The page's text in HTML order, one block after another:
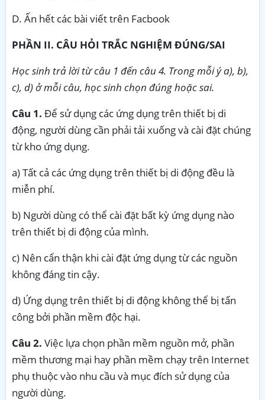
D. Ấn hết các bài viết trên Facbook
PHẦN II. CÂU HỎI TRẮC NGHIỆM ĐÚNG/SAI
Học sinh trả lời từ câu 1 đến câu 4. Trong mỗi ý a), b),
c), d) ở mỗi câu, học sinh chọn đúng hoặc sai.
Câu 1. Để sử dụng các ứng dụng trên thiết bị di
động, người dùng cần phải tải xuống và cài đặt chúng
từ kho ứng dụng.
a) Tất cả các ứng dụng trên thiết bị di động đều là
miễn phí.
b) Người dùng có thể cài đặt bất kỳ ứng dụng nào
trên thiết bị di động của mình.
c) Nên cẩn thận khi cài đặt ứng dụng từ các nguồn
không đáng tin cậy.
d) Ứng dụng trên thiết bị di động không thể bị tấn
công bởi phần mềm độc hại.
Câu 2. Việc lựa chọn phần mềm nguồn mở, phần
mềm thương mại hay phần mềm chạy trên Internet
phụ thuộc vào nhu cầu và mục đích sử dụng của
người dùng.